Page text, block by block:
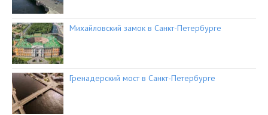
Михайловский замок в Санкт-Петербурге
Гренадерский мост в Санкт-Петербурге